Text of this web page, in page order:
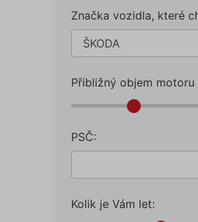
Značka vozidla, které
Přibližný objem motoru
PSČ:
Kolik je Vám let: